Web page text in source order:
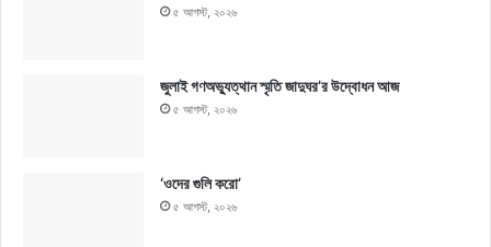
৫ আগস্ট, ২০২৬
জুলাই গণঅভ্যুত্থান স্মৃতি জাদুঘর’র উদ্বোধন আজ
৫ আগস্ট, ২০২৬
‘ওদের গুলি করো’
৫ আগস্ট, ২০২৬